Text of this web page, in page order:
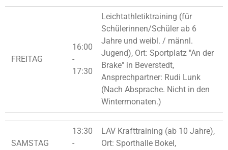
FREITAG
16:00
-
17:30
Leichtathletiktraining (für
Schülerinnen/Schüler ab 6
Jahre und weibl. / männl.
Jugend), Ort: Sportplatz "An der
Brake" in Beverstedt,
Ansprechpartner: Rudi Lunk
(Nach Absprache. Nicht in den
Wintermonaten.)
SAMSTAG
13:30
-
LAV Krafttraining (ab 10 Jahre),
Ort: Sporthalle Bokel,